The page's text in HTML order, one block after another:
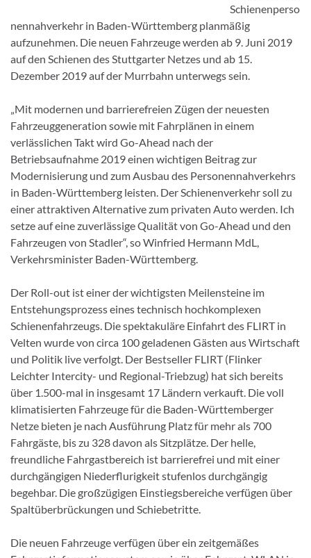
Schienenperso
nennahverkehr in Baden-Württemberg planmäßig
aufzunehmen. Die neuen Fahrzeuge werden ab 9. Juni 2019
auf den Schienen des Stuttgarter Netzes und ab 15.
Dezember 2019 auf der Murrbahn unterwegs sein.
„Mit modernen und barrierefreien Zügen der neuesten
Fahrzeuggeneration sowie mit Fahrplänen in einem
verlässlichen Takt wird Go-Ahead nach der
Betriebsaufnahme 2019 einen wichtigen Beitrag zur
Modernisierung und zum Ausbau des Personennahverkehrs
in Baden-Württemberg leisten. Der Schienenverkehr soll zu
einer attraktiven Alternative zum privaten Auto werden. Ich
setze auf eine zuverlässige Qualität von Go-Ahead und den
Fahrzeugen von Stadler“, so Winfried Hermann MdL,
Verkehrsminister Baden-Württemberg.
Der Roll-out ist einer der wichtigsten Meilensteine im
Entstehungsprozess eines technisch hochkomplexen
Schienenfahrzeugs. Die spektakuläre Einfahrt des FLIRT in
Velten wurde von circa 100 geladenen Gästen aus Wirtschaft
und Politik live verfolgt. Der Bestseller FLIRT (Flinker
Leichter Intercity- und Regional-Triebzug) hat sich bereits
über 1.500-mal in insgesamt 17 Ländern verkauft. Die voll
klimatisierten Fahrzeuge für die Baden-Württemberger
Netze bieten je nach Ausführung Platz für mehr als 700
Fahrgäste, bis zu 328 davon als Sitzplätze. Der helle,
freundliche Fahrgastbereich ist barrierefrei und mit einer
durchgängigen Niederflurigkeit stufenlos durchgängig
begehbar. Die großzügigen Einstiegsbereiche verfügen über
Spaltüberbrückungen und Schiebetritte.
Die neuen Fahrzeuge verfügen über ein zeitgemäßes